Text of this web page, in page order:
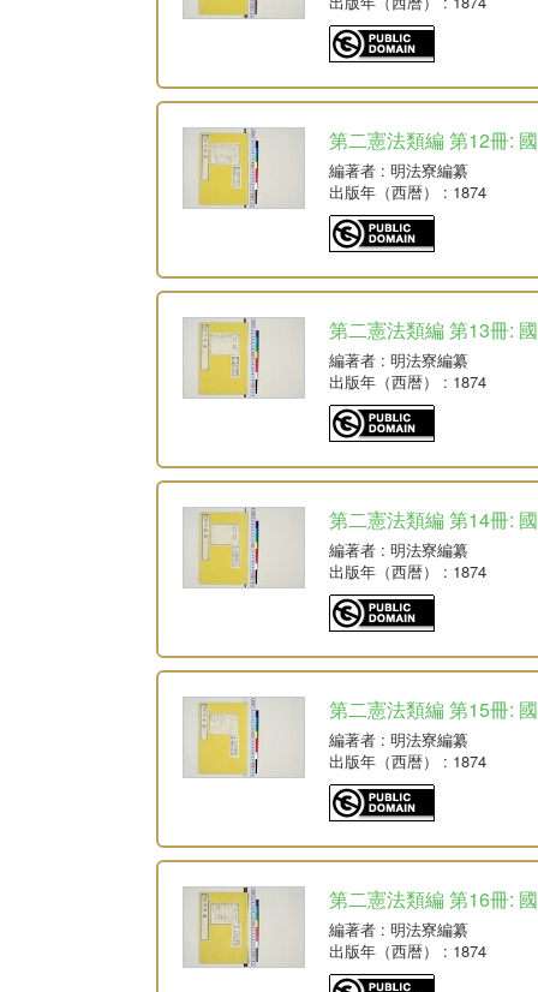
第二憲法類編 第12冊:
編著者 : 明法寮編纂
出版年（西暦）
: 1874
第二憲法類編 第13冊:
編著者 : 明法寮編纂
出版年（西暦）
: 1874
第二憲法類編 第14冊:
編著者 : 明法寮編纂
出版年（西暦）
: 1874
第二憲法類編 第15冊:
編著者 : 明法寮編纂
出版年（西暦）
: 1874
第二憲法類編 第16冊:
編著者 : 明法寮編纂
出版年（西暦）
: 1874